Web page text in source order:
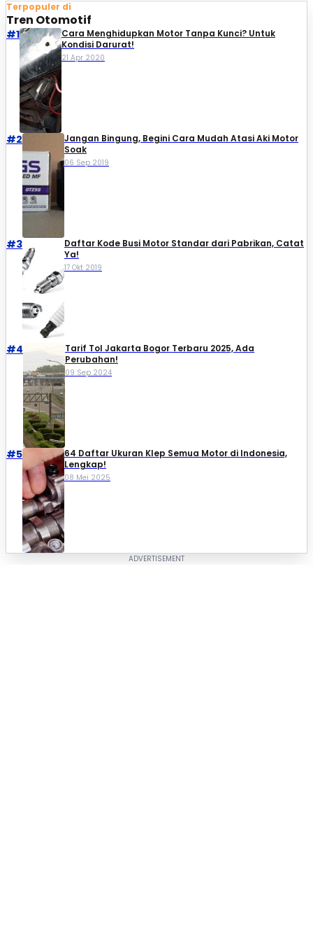
Terpopuler di
Tren Otomotif
#1
Cara Menghidupkan Motor Tanpa Kunci? Untuk
Kondisi Darurat!
21 Apr 2020
#2
Jangan Bingung, Begini Cara Mudah Atasi Aki Motor
Soak
06 Sep 2019
#3
Daftar Kode Busi Motor Standar dari Pabrikan, Catat
Ya!
17 Okt 2019
#4
Tarif Tol Jakarta Bogor Terbaru 2025, Ada
Perubahan!
09 Sep 2024
#5
64 Daftar Ukuran Klep Semua Motor di Indonesia,
Lengkap!
08 Mei 2025